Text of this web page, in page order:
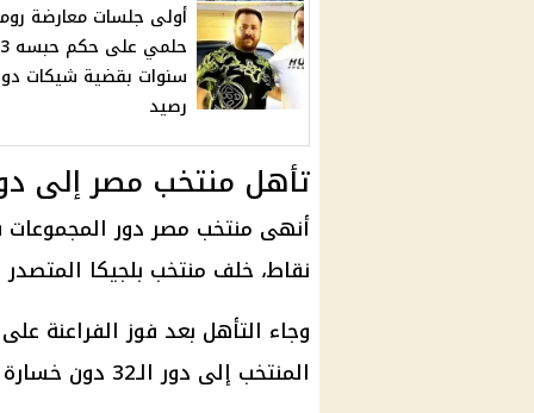
أولى جلسات معارضة
حلمي على حكم حبسه 3
سنوات بقضية شيكات
رصيد
تأهل منتخب مصر إلى دور
نقاط، خلف منتخب بلجيكا
وجاء التأهل بعد فوز الفراعنة على
المنتخب إلى دور الـ32 دون خسارة في مشواره بالمجموعة.